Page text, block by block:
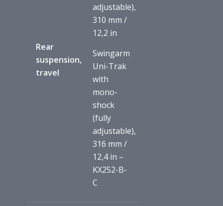
Rear
suspension,
travel
adjustable),
310 mm /
12,2 in
Swingarm
Uni-Trak
with
mono-
shock
(fully
adjustable),
316 mm /
12,4 in –
KX252-B-
C